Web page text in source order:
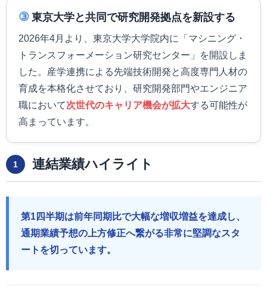
③ 東京大学と共同で研究開発拠点を新設する
2026年4月より、東京大学大学院内に「マシニング・
トランスフォーメーション研究センター」を開設しま
した。産学連携による先端技術開発と高度専門人材の
育成を本格化させており、研究開発部門やエンジニア
職において次世代のキャリア機会が拡大する可能性が
高まっています。
1 連結業績ハイライト
第1四半期は前年同期比で大幅な増収増益を達成し、
通期業績予想の上方修正へ繋がる非常に堅調なスタ
ートを切っています。